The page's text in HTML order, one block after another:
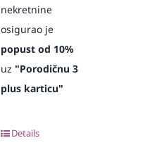
nekretnine
osigurao je
popust od 10%
uz"Porodičnu 3
plus karticu"
Details